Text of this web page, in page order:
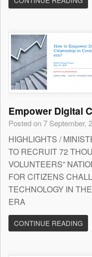
Empower Digital
Posted on 7 September,
HIGHLIGHTS /
TO RECRUIT 72
VOLUNTEERS”
FOR CITIZENS
TECHNOLOGY IN
ERA
CONTINUE READING